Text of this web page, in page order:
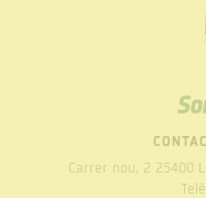
Carrer nou, 2 25400